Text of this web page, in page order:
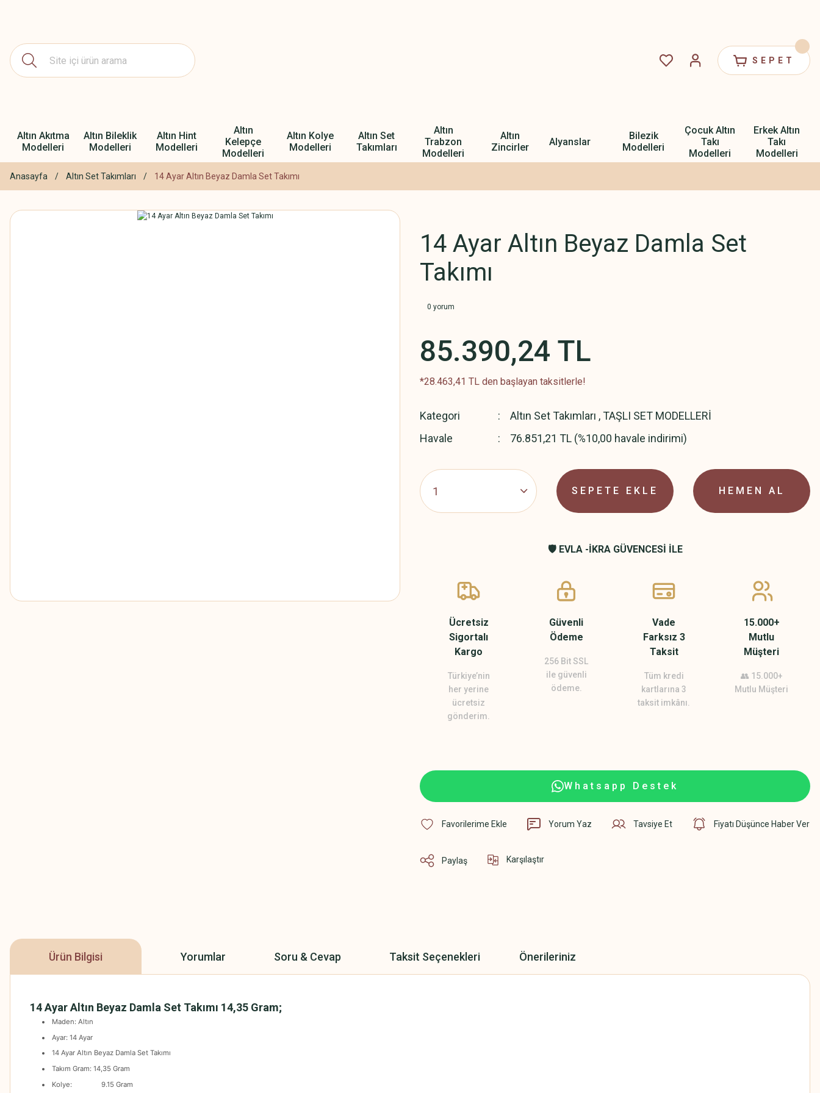
SEPET
Altın Akıtma
Modelleri
Altın Bileklik
Modelleri
Altın Hint
Modelleri
Altın
Kelepçe
Modelleri
Altın Kolye
Modelleri
Altın Set
Takımları
Altın
Trabzon
Modelleri
Altın
Zincirler
Alyanslar
Bilezik
Modelleri
Çocuk Altın
Takı
Modelleri
Erkek Altın
Takı
Modelleri
Anasayfa Altın Set Takımları 14 Ayar Altın Beyaz Damla Set Takımı
14 Ayar Altın Beyaz Damla Set
Takımı
0 yorum
85.390,24 TL
*28.463,41 TL den başlayan taksitlerle!
Kategori Altın Set Takımları ,TAŞLI SET MODELLERİ
Havale
76.851,21 TL (%10,00 havale indirimi)
SEPETE EKLE HEMEN AL
🛡️ EVLA -İKRA GÜVENCESİ İLE
Ücretsiz
Sigortalı
Kargo
Türkiye’nin
her yerine
ücretsiz
gönderim.
Güvenli
Ödeme
256 Bit SSL
ile güvenli
ödeme.
Vade
Farksız 3
Taksit
Tüm kredi
kartlarına 3
taksit imkânı.
15.000+
Mutlu
Müşteri
👥 15.000+
Mutlu Müşteri
Whatsapp Destek
Yorum Yaz Tavsiye Et Fiyatı Düşünce Haber Ver
Paylaş Karşılaştır
Ürün Bilgisi Yorumlar Soru & Cevap Taksit Seçenekleri Önerileriniz
14 Ayar Altın Beyaz Damla Set Takımı 14,35 Gram;
Maden: Altın
Ayar: 14 Ayar
14 Ayar Altın Beyaz Damla Set Takımı
Takım Gram: 14,35 Gram
Kolye: 9.15 Gram